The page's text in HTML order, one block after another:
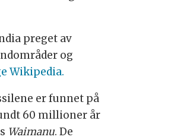
preget av
og
Wikipedia.
er funnet på
60 millioner år
Waimanu. De